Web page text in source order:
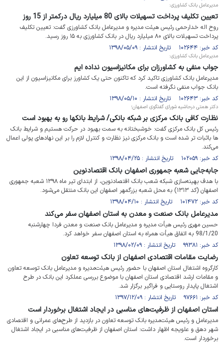
مدیرعامل بانک کشاورزی:
تعیین تکلیف پرداخت تسهیلات بالای 80 میلیارد ریال درکمتر از 15 روز
روح اله خدارحمی رئیس هیئت مدیره و مدیرعامل بانک کشاورزی گفت: تعیین تکلیف
پرداخت تسهیلات بالای ۸۰ میلیارد ریال در بانک کشاورزی به ۱۵ روز رسید.
کد خبر: ۱۰۲۶۴۴ تاریخ انتشار : ۱۳۹۸/۰۵/۰۹
مدیرعامل بانک کشاورزی:
جواب منفی به کشاورزان برای مکانیزاسیون نداده ایم
مدیرعامل بانک کشاورزی تاکید کرد که تاکنون حتی یک کشاورز برای مکانیزاسیون از این
بانک جواب منفی نگرفته است.
کد خبر: ۱۰۲۶۴۳ تاریخ انتشار : ۱۳۹۸/۰۵/۱۰
دکتر همتی درحاشیه شورای گفتگوی اصفهان؛
نظارت کافی بانک مرکزی بر شبکه بانکی/ شرایط بانکها رو به بهبود است
رئیس کل بانک مرکزی گفت:‌ خوشبختانه به سمت بهبود در حرکت هستیم و شرایط بانک
ها باثبات تر شده است و بانک مرکزی نیز نظارت و کنترل لازم را بر این نهادهای پولی اعمال
می‌کند.
کد خبر: ۱۰۲۰۵۹ تاریخ انتشار : ۱۳۹۸/۰۴/۲۵
جابه‌جایی شعبه جمهوری اصفهان بانک اقتصادنوین
با هدف بهینه‌سازی شبکه شعب بانک اقتصادنوین، از ابتدای تیر ماه ۱۳۹۸ شعبه جمهوری
اصفهان (کد ۱۳۱۳) به محل شعبه بزرگمهر اصفهان این بانک منتقل می‌شود.
کد خبر: ۱۰۱۴۷۲ تاریخ انتشار : ۱۳۹۸/۰۴/۱۰
مدیرعامل بانک صنعت و معدن به استان اصفهان سفر می‌کند
حسین مهری رئیس هیأت مدیره و مدیرعامل بانک صنعت و معدن فردا چهارشنبه
98/1/20 به اتفاق هیأت همراه به استان اصفهان سفر خواهد کرد.
کد خبر: ۹۹۳۸۱ تاریخ انتشار : ۱۳۹۸/۰۲/۰۹
رضایت مقامات اقتصادی اصفهان از بانک توسعه تعاون
کارگروه اشتغال استان اصفهان با حضور رئیس هیئت‌مدیره و مدیرعامل بانک توسعه تعاون
و مقامات ارشد اقتصادی استان اصفهان با موضوع بررسی عملکرد این بانک در طرح
اشتغال پایدار روستایی و فراگیر برگزار شد.
کد خبر: ۹۷۶۶۱ تاریخ انتشار : ۱۳۹۷/۱۲/۰۹
استان اصفهان از ظرفیت‌های مناسبی در ایجاد اشتغال برخوردار است
مدیرعامل و رئیس هیئت‌مدیره بانک توسعه تعاون در بازدید از طرح‌های عمرانی و اقتصادی
شهر دهق و علویجه اظهار داشت: استان اصفهان از ظرفیت‌های مناسبی در ایجاد اشتغال
برخوردار است.